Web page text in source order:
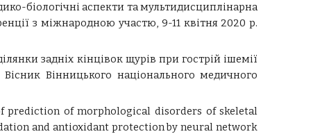
біологічні аспекти та мультидисциплінарна
з міжнародною участю, 9-11 квітня 2020 p.
задніх кінцівок щурів при гострій ішемії
Вінницького національного медичного
of prediction of morphological disorders of skeletal
and antioxidant protection by neural network